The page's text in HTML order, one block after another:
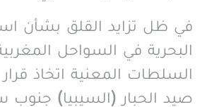
في ظل تزايد القلق بشأن
البحرية في السواحل
السلطات المعنية اتخاذ
صيد الحبار (السيبيا) جنوب